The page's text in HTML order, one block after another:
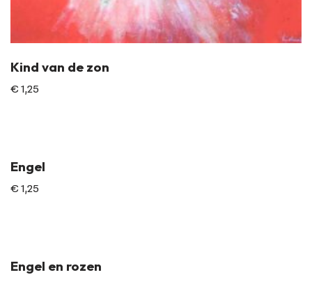
Kind van de zon
€ 1,25
Engel
€ 1,25
Engel en rozen